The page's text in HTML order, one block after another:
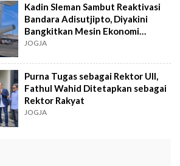
Kadin Sleman Sambut Reaktivasi
Bandara Adisutjipto, Diyakini
Bangkitkan Mesin Ekonomi
Sleman
JOGJA
Purna Tugas sebagai Rektor UII,
Fathul Wahid Ditetapkan sebagai
Rektor Rakyat
JOGJA